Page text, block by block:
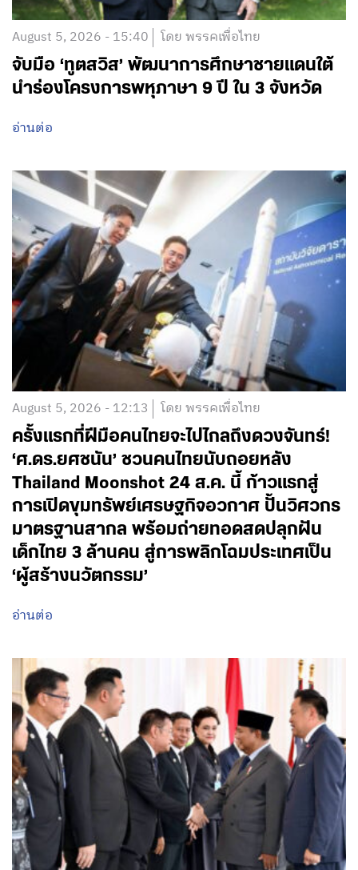
August 5, 2026 - 15:40 โดย พรรคเพื่อไทย
จับมือ ‘ทูตสวิส’ พัฒนาการศึกษาชายแดนใต้
นำร่องโครงการพหุภาษา 9 ปี ใน 3 จังหวัด
อ่านต่อ
August 5, 2026 - 12:13 โดย พรรคเพื่อไทย
ครั้งแรกที่ฝีมือคนไทยจะไปไกลถึงดวงจันทร์!
‘ศ.ดร.ยศชนัน’ ชวนคนไทยนับถอยหลัง
Thailand Moonshot 24 ส.ค. นี้ ก้าวแรกสู่
การเปิดขุมทรัพย์เศรษฐกิจอวกาศ ปั้นวิศวกร
มาตรฐานสากล พร้อมถ่ายทอดสดปลุกฝัน
เด็กไทย 3 ล้านคน สู่การพลิกโฉมประเทศเป็น
‘ผู้สร้างนวัตกรรม’
อ่านต่อ